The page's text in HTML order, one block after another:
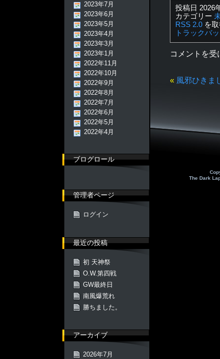
投稿日 2026
カテゴリー
RSS 2.0 を
トラックバ
コメントを
« 風邪ひきま
The Dark
2023年7月
2023年6月
2023年5月
2023年4月
2023年3月
2023年1月
2022年11月
2022年10月
2022年9月
2022年8月
2022年7月
2022年6月
2022年5月
2022年4月
ブログロール
管理者ページ
ログイン
最近の投稿
初 天神祭
O.W.第四戦
GW最終日
南風爆荒れ
勝ちました。
アーカイブ
2026年7月